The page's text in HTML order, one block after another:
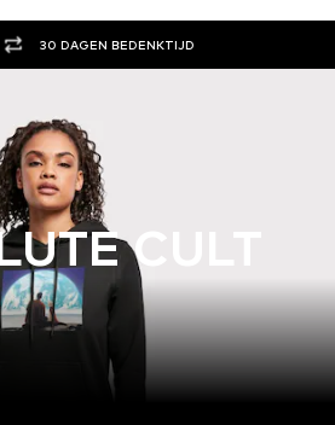
30 DAGEN BEDENKTIJD
CULT